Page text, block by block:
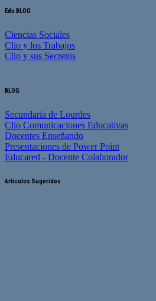
Edu BLOG
Ciencias Sociales
Clio y los Trabajos
Clio y sus Secretos
BLOG
Secundaria de Lourdes
Clio Comunicaciones Educativas
Docentes Enseñando
Presentaciones de Power Point
Educared - Docente Colaborador
Artículos Sugeridos